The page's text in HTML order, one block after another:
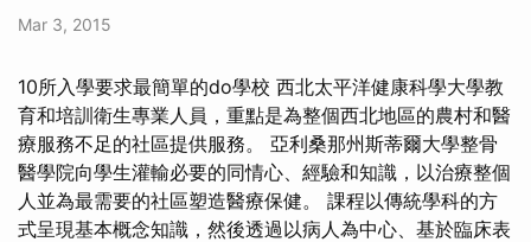
Mar 3, 2015
10所入學要求最簡單的do學校 西北太平洋健康科學大學教
育和培訓衛生專業人員，重點是為整個西北地區的農村和醫
療服務不足的社區提供服務。 亞利桑那州斯蒂爾大學整骨
醫學院向學生灌輸必要的同情心、經驗和知識，以治療整個
人並為最需要的社區塑造醫療保健。 課程以傳統學科的方
式呈現基本概念知識，然後透過以病人為中心、基於臨床表